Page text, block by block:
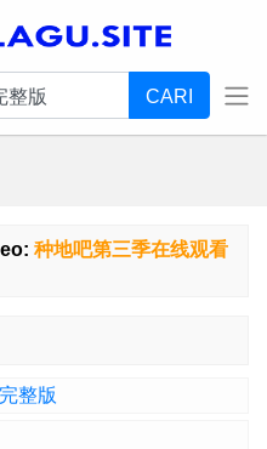
CARI
种地吧第三季在线观看
整版